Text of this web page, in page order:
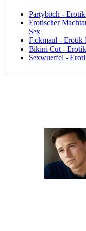
Partybitch -
Erotischer
Sex
Fickmaul - Erotik
Bikini Cut -
Sexwuerfel -